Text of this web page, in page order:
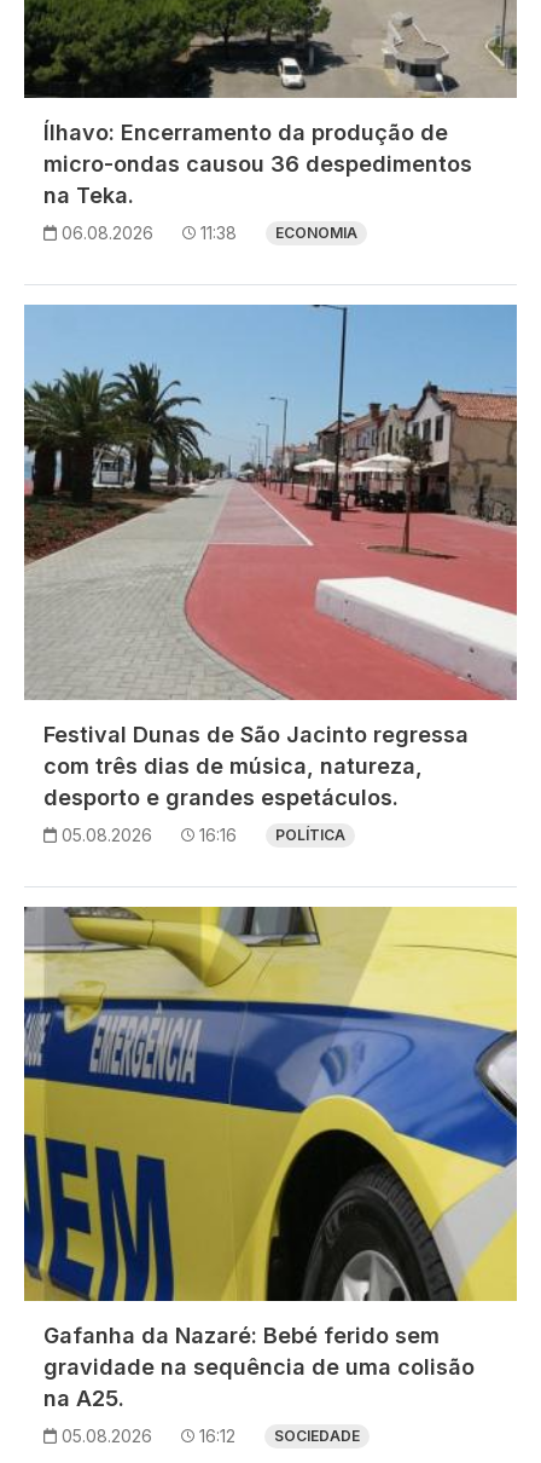
Ílhavo: Encerramento da produção de
micro-ondas causou 36 despedimentos
na Teka.
06.08.2026 11:38 ECONOMIA
Festival Dunas de São Jacinto regressa
com três dias de música, natureza,
desporto e grandes espetáculos.
05.08.2026 16:16 POLÍTICA
Imagem
Gafanha da Nazaré: Bebé ferido sem
gravidade na sequência de uma colisão
na A25.
05.08.2026 16:12 SOCIEDADE